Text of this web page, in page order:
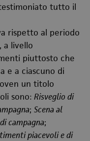
tutto il
rispetto al periodo
a livello
piuttosto che
e a ciascuno di
un titolo
sono: Risveglio di
; Scena al
campagna;
piacevoli e di